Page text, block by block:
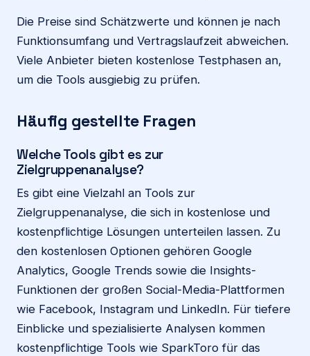
Die Preise sind Schätzwerte und können je nach
Funktionsumfang und Vertragslaufzeit abweichen.
Viele Anbieter bieten kostenlose Testphasen an,
um die Tools ausgiebig zu prüfen.
Häufig gestellte Fragen
Welche Tools gibt es zur
Zielgruppenanalyse?
Es gibt eine Vielzahl an Tools zur
Zielgruppenanalyse, die sich in kostenlose und
kostenpflichtige Lösungen unterteilen lassen. Zu
den kostenlosen Optionen gehören Google
Analytics, Google Trends sowie die Insights-
Funktionen der großen Social-Media-Plattformen
wie Facebook, Instagram und LinkedIn. Für tiefere
Einblicke und spezialisierte Analysen kommen
kostenpflichtige Tools wie SparkToro für das